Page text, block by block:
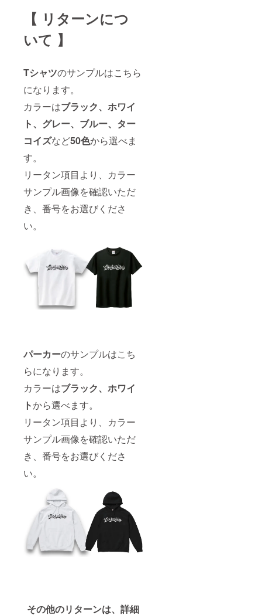
【 リターンにつ
いて 】
Tシャツのサンプルはこちら
になります。
カラーはブラック、ホワイ
ト、グレー、ブルー、ター
コイズなど50色から選べま
す。
リータン項目より、カラー
サンプル画像を確認いただ
き、番号をお選びくださ
い。
パーカーのサンプルはこち
らになります。
カラーはブラック、ホワイ
トから選べます。
リータン項目より、カラー
サンプル画像を確認いただ
き、番号をお選びくださ
い。
その他のリターンは、詳細